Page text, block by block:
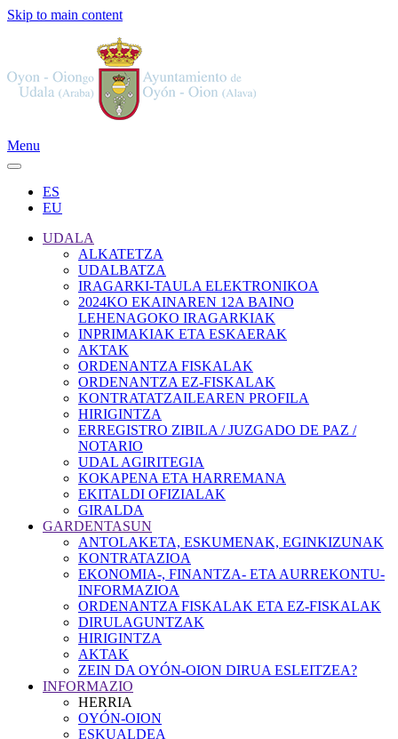
Skip to main content
Menu
ES
EU
UDALA
ALKATETZA
UDALBATZA
IRAGARKI-TAULA ELEKTRONIKOA
2024KO EKAINAREN 12A BAINO
LEHENAGOKO IRAGARKIAK
INPRIMAKIAK ETA ESKAERAK
AKTAK
ORDENANTZA FISKALAK
ORDENANTZA EZ-FISKALAK
KONTRATATZAILEAREN PROFILA
HIRIGINTZA
ERREGISTRO ZIBILA / JUZGADO DE PAZ /
NOTARIO
UDAL AGIRITEGIA
KOKAPENA ETA HARREMANA
EKITALDI OFIZIALAK
GIRALDA
GARDENTASUN
ANTOLAKETA, ESKUMENAK, EGINKIZUNAK
KONTRATAZIOA
EKONOMIA-, FINANTZA- ETA AURREKONTU-
INFORMAZIOA
ORDENANTZA FISKALAK ETA EZ-FISKALAK
DIRULAGUNTZAK
HIRIGINTZA
AKTAK
ZEIN DA OYÓN-OION DIRUA ESLEITZEA?
INFORMAZIO
HERRIA
OYÓN-OION
ESKUALDEA